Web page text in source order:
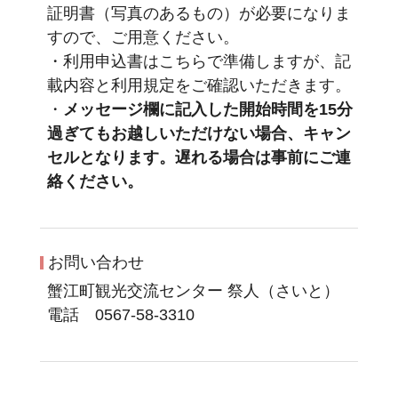
証明書（写真のあるもの）が必要になりま
すので、ご用意ください。
・利用申込書はこちらで準備しますが、記
載内容と利用規定をご確認いただきます。
・ メッセージ欄に記入した開始時間を15分
過ぎてもお越しいただけない場合、キャン
セルとなります。遅れる場合は事前にご連
絡ください。
お問い合わせ
蟹江町観光交流センター 祭人（さいと）
電話 0567-58-3310